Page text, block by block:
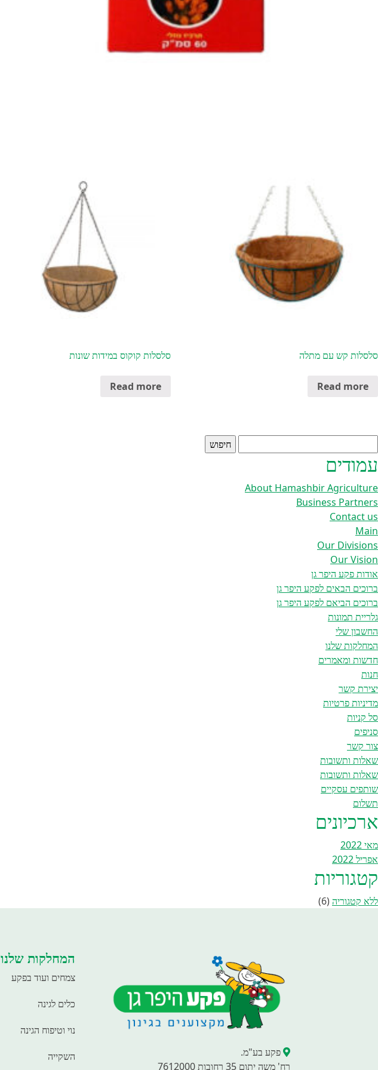
סלסלות קש עם מתלה
Read more
סלסלות קוקוס במידות שונות
Read more
עמודים
About Hamashbir Agriculture
Business Partners
Contact us
Main
Our Divisions
Our Vision
אודות פקע היפר גן
ברוכים הבאים לפקע היפר גן
ברוכים הביאם לפקע היפר גן
גלריית תמונות
החשבון שלי
המחלקות שלנו
חדשות ומאמרים
חנות
יצירת קשר
מדיניות פרטיות
סל קניות
סניפים
צור קשר
שאלות ותשובות
שאלות ותשובות
שותפים עסקיים
תשלום
ארכיונים
מאי 2022
אפריל 2022
קטגוריות
ללא קטגוריה(6)
פקע בע"מ.
רח' משה יתום 35 רחובות 7612000
המחלקות שלנו
צמחים ועוד בפקע
כלים לגינה
נוי וטיפוח הגינה
השקייה